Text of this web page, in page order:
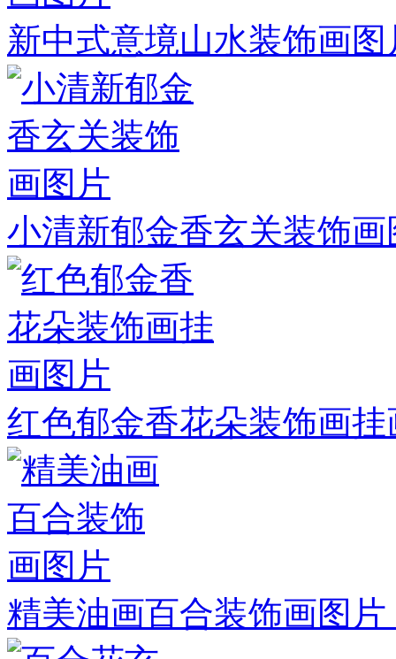
新中式意境山水装饰画图
小清新郁金香玄关装饰画
红色郁金香花朵装饰画挂
精美油画百合装饰画图片